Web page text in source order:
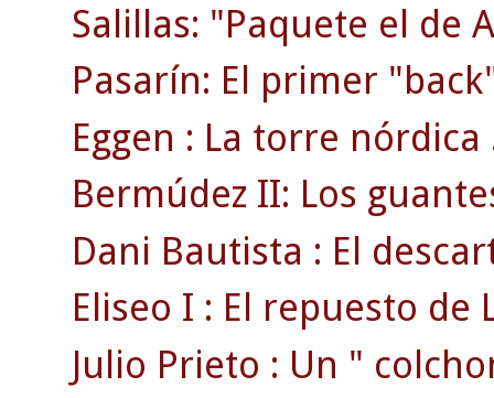
Salillas: "Paquete el de
Pasarín: El primer
Eggen : La torre nórdica
Bermúdez II: Los
Dani Bautista : El
Eliseo I : El repuesto de
Julio Prieto : Un "